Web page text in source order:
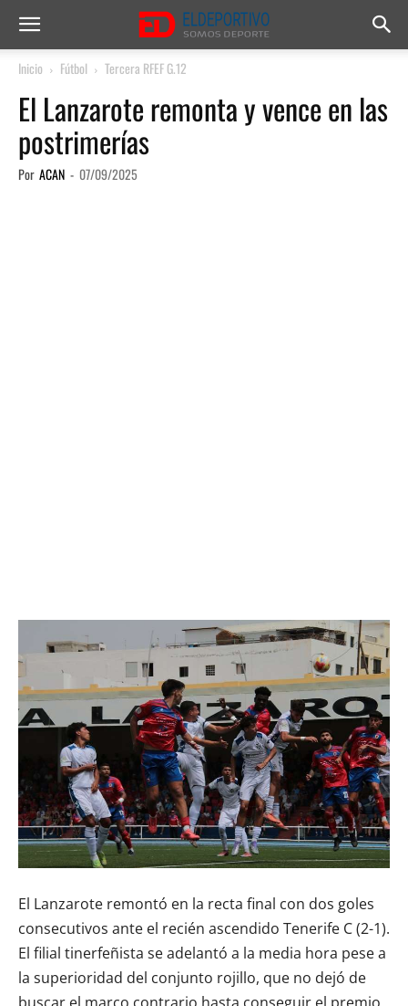
Inicio Fútbol Tercera RFEF G.12
El Lanzarote remonta y vence en las
postrimerías
Por ACAN - 07/09/2025
El Lanzarote remontó en la recta final con dos goles
consecutivos ante el recién ascendido Tenerife C (2-1).
El filial tinerfeñista se adelantó a la media hora pese a
la superioridad del conjunto rojillo, que no dejó de